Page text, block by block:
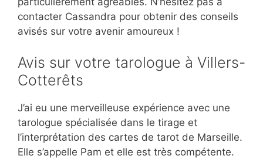
contacter Cassandra pour obtenir des conseils
avisés sur votre avenir amoureux !
Avis sur votre tarologue à Villers-
Cotterêts
J’ai eu une merveilleuse expérience avec une
tarologue spécialisée dans le tirage et
l’interprétation des cartes de tarot de Marseille.
Elle s’appelle Pam et elle est très compétente.